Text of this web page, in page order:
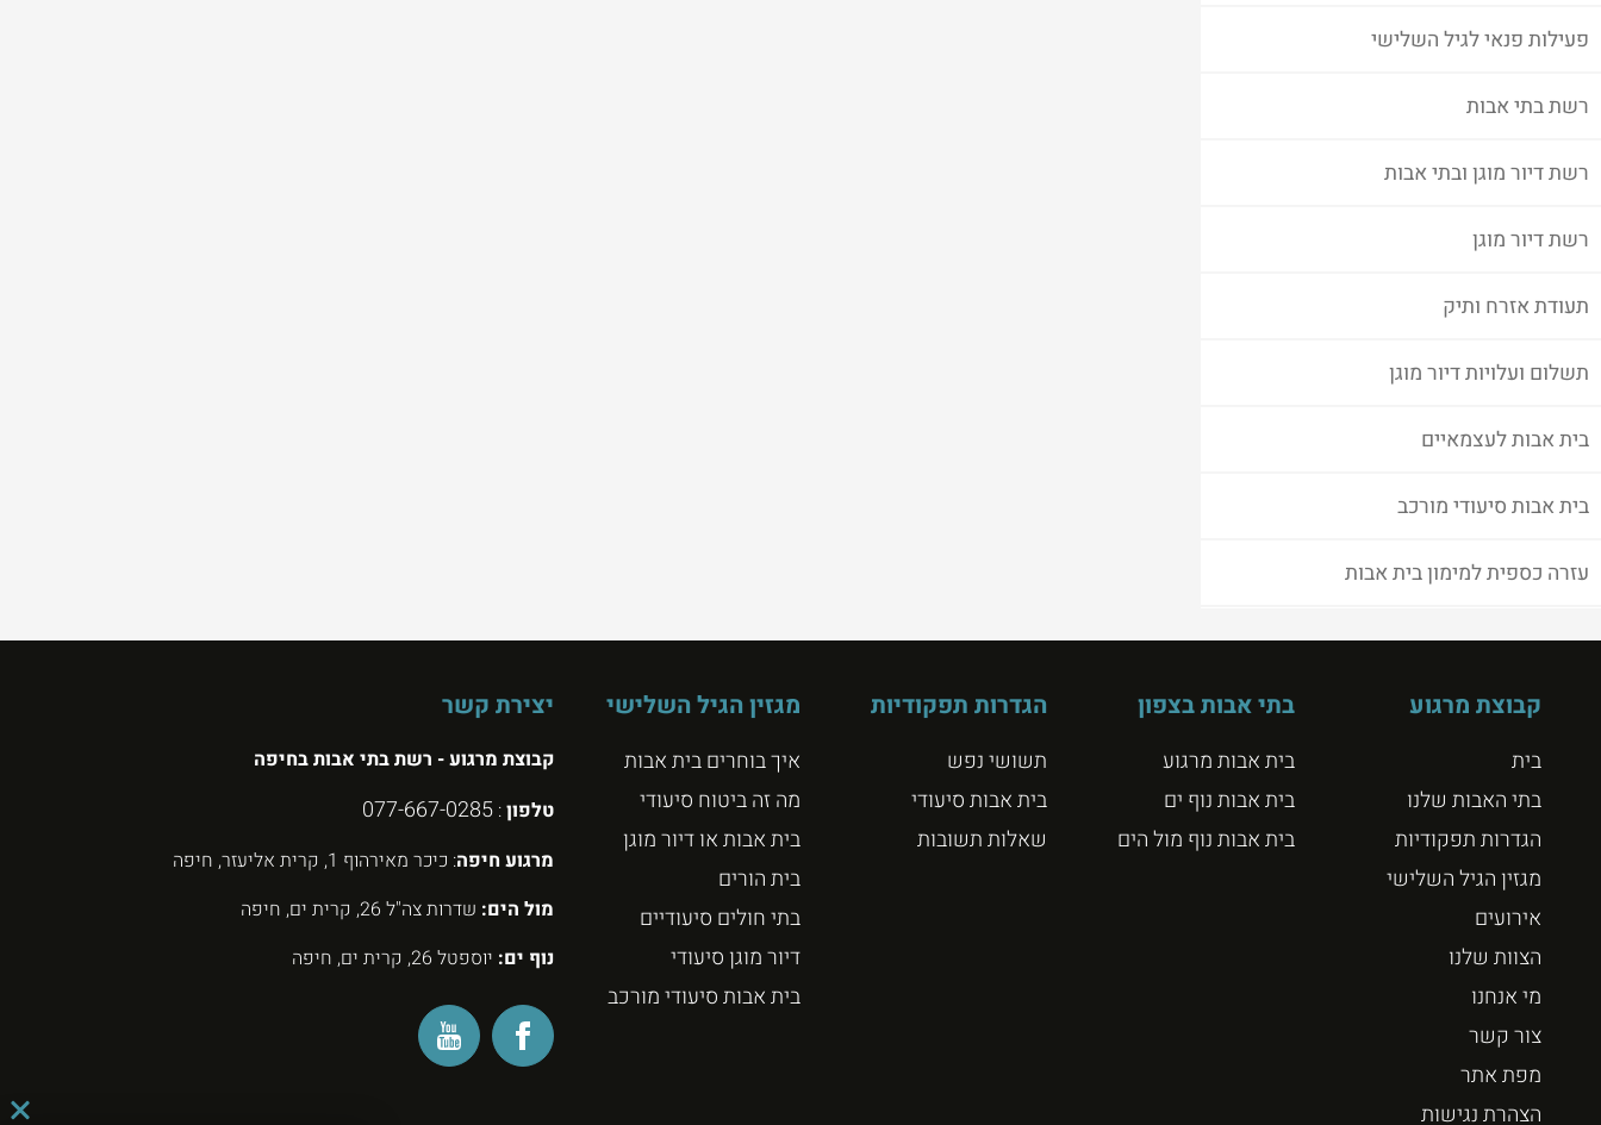
פעילות פנאי לגיל השלישי
רשת בתי אבות
רשת דיור מוגן ובתי אבות
רשת דיור מוגן
תעודת אזרח ותיק
תשלום ועלויות דיור מוגן
בית אבות לעצמאיים
בית אבות סיעודי מורכב
עזרה כספית למימון בית אבות
קבוצת מרגוע
בית
בתי האבות שלנו
הגדרות תפקודיות
מגזין הגיל השלישי
אירועים
הצוות שלנו
מי אנחנו
צור קשר
מפת אתר
הצהרת נגישות
בתי אבות בצפון
בית אבות מרגוע
בית אבות נוף ים
בית אבות נוף מול הים
הגדרות תפקודיות
תשושי נפש
בית אבות סיעודי
שאלות תשובות
מגזין הגיל השלישי
איך בוחרים בית אבות
מה זה ביטוח סיעודי
בית אבות או דיור מוגן
בית הורים
בתי חולים סיעודיים
דיור מוגן סיעודי
בית אבות סיעודי מורכב
יצירת קשר
קבוצת מרגוע - רשת בתי אבות בחיפה
טלפון:
077-667-0285
מרגוע חיפה: כיכר מאירהוף 1, קרית אליעזר, חיפה
מול הים: שדרות צה"ל 26, קרית ים, חיפה
נוף ים: יוספטל 26, קרית ים, חיפה